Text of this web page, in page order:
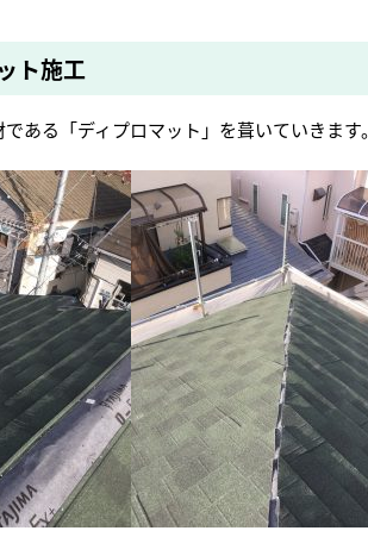
ト施工
ある「ディプロマット」を葺いていきます。